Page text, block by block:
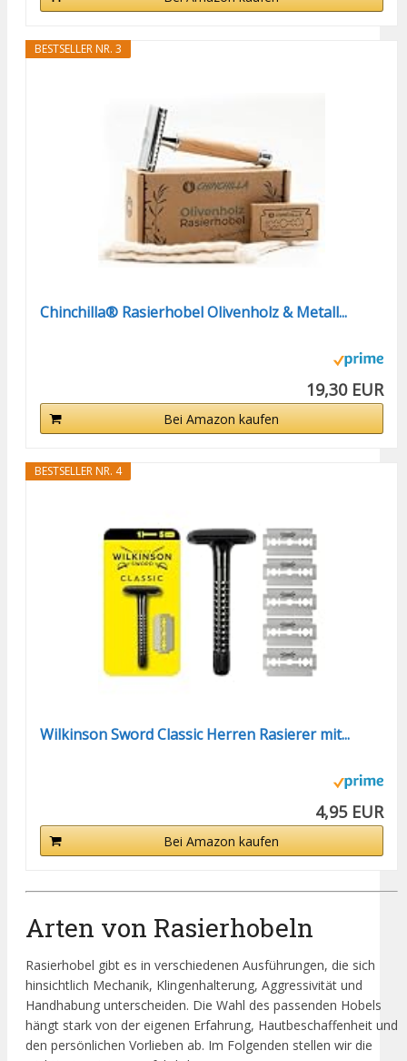
BESTSELLER NR. 3
Chinchilla® Rasierhobel Olivenholz & Metall...
19,30 EUR
Bei Amazon kaufen
BESTSELLER NR. 4
Wilkinson Sword Classic Herren Rasierer mit...
4,95 EUR
Bei Amazon kaufen
Arten von Rasierhobeln
Rasierhobel gibt es in verschiedenen Ausführungen, die sich
hinsichtlich Mechanik, Klingenhalterung, Aggressivität und
Handhabung unterscheiden. Die Wahl des passenden Hobels
hängt stark von der eigenen Erfahrung, Hautbeschaffenheit und
den persönlichen Vorlieben ab. Im Folgenden stellen wir die